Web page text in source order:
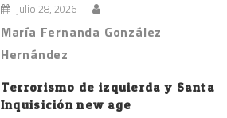
julio 28, 2026
María Fernanda González
Hernández
Terrorismo de izquierda y Santa
Inquisición new age